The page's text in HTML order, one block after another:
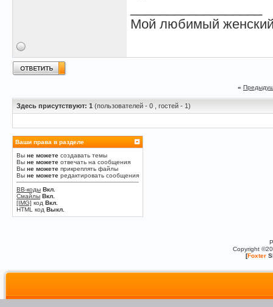
Мой любимый
«
Здесь присутствуют: 1 (пользователей - 0 , гостей - 1)
Ваши права в разделе
Вы не можете создавать темы
Вы не можете отвечать на сообщения
Вы не можете прикреплять файлы
Вы не можете редактировать сообщения
BB-коды Вкл.
Смайлы Вкл.
[IMG] код Вкл.
HTML код Выкл.
Copyright
[Foxter